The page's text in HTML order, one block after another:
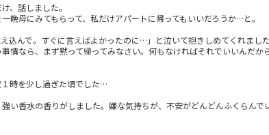
、話しました。
晩母にみてもらって、私だけアパートに帰ってもいいだろうか…と。
込んで。すぐに言えばよかったのに…」と泣いて抱きしめてくれまし
情なら、まず黙って帰ってみなさい。何もなければそれでいいんだか
時を少し過ぎた頃でした…
い香水の香りがしました。嫌な気持ちが、不安がどんどんふくらん